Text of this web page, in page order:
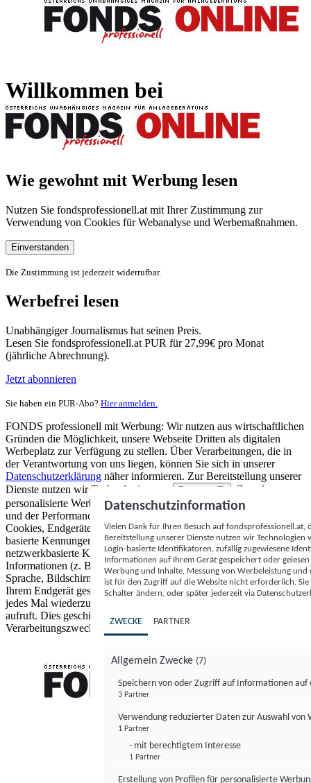
Willkommen bei
Wie gewohnt mit Werbung lesen
Nutzen Sie fondsprofessionell.at mit Ihrer Zustimmung zur
Verwendung von Cookies für Webanalyse und Werbemaßnahmen.
Einverstanden
Die Zustimmung ist jederzeit widerrufbar.
Werbefrei lesen
Unabhängiger Journalismus hat seinen Preis.
Lesen Sie fondsprofessionell.at PUR für 27,99€ pro Monat
(jährliche Abrechnung).
Jetzt abonnieren
Sie haben ein PUR-Abo? Hier anmelden.
FONDS professionell mit Werbung: Wir nutzen aus wirtschaftlichen
Gründen die Möglichkeit, unsere Webseite Dritten als digitalen
Werbeplatz zur Verfügung zu stellen. Über Verarbeitungen, die in
der Verantwortung von uns liegen, können Sie sich in unserer
Datenschutzerklärung näher informieren. Zur Bereitstellung unserer
Dienste nutzen wir Technologien von
Partnern (5)
. Zwecke:
personalisierte Werbung und Inhalte, Messung von Werbeleistung
und der Performance von Inhalten sowie Zielgruppenforschung.
Cookies, Endgeräte- oder ähnliche Online-Kennungen (z. B. login-
basierte Kennungen, zufällig generierte Kennungen,
netzwerkbasierte Kennungen) können zusammen mit anderen
Informationen (z. B. Browsertyp und Browserinformationen,
Sprache, Bildschirmgröße, unterstützte Technologien usw.) auf
Ihrem Endgerät gespeichert oder von dort ausgelesen werden, um es
jedes Mal wiederzuerkennen, wenn es eine App oder einer Webseite
aufruft. Dies geschieht für einen oder mehrere der hier aufgeführten
Verarbeitungszwecke.
Datenschutzinformation
Vielen Dank für Ihren Besuch auf
Bereitstellung unserer Dienste nutzen wir Technologien
Login-basierte Identifikatoren, zufällig zugewiesene
Informationen auf Ihrem Gerät gespeichert oder
Werbung und Inhalte, Messung von Werbeleistung
ist für den Zugriff auf die Website nicht erforderlich.
Schalter ändern, oder später jederzeit via
ZWECKE PARTNER
Allgemein Zwecke (7)
Speichern von oder Zugriff auf Informationen auf
3 Partner
Verwendung reduzierter Daten zur Auswahl von
1 Partner
- mit berechtigtem Interesse
1 Partner
Erstellung von Profilen für personalisierte
FONDS professionell